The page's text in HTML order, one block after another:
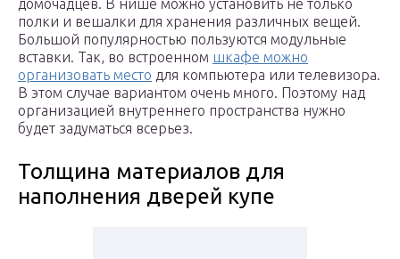
домочадцев. В нише можно установить не только
полки и вешалки для хранения различных вещей.
Большой популярностью пользуются модульные
вставки. Так, во встроенном шкафе можно
организовать место для компьютера или телевизора.
В этом случае вариантом очень много. Поэтому над
организацией внутреннего пространства нужно
будет задуматься всерьез.
Толщина материалов для
наполнения дверей купе